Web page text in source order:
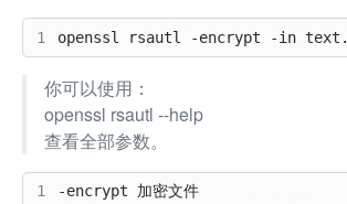
1
你可以使用：
openssl rsautl --help
查看全部参数。
1